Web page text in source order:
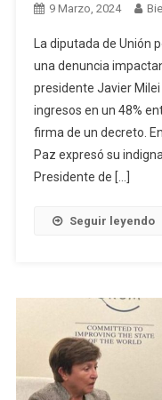
9 Marzo, 2024
La diputada de Unión
una denuncia
presidente Javier
ingresos en un 48%
firma de un decreto.
Paz expresó su
Presidente de […]
Seguir leyendo